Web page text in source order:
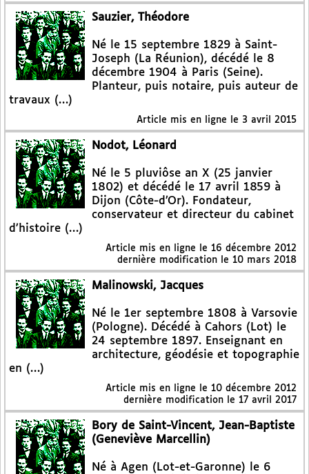
Sauzier, Théodore
Né le 15 septembre 1829 à Saint-
Joseph (La Réunion), décédé le 8
décembre 1904 à Paris (Seine).
Planteur, puis notaire, puis auteur de
travaux (…)
Article mis en ligne le 3 avril 2015
Nodot, Léonard
Né le 5 pluviôse an X (25 janvier
1802) et décédé le 17 avril 1859 à
Dijon (Côte-d’Or). Fondateur,
conservateur et directeur du cabinet
d’histoire (…)
Article mis en ligne le 16 décembre 2012
dernière modification le 10 mars 2018
Malinowski, Jacques
Né le 1er septembre 1808 à Varsovie
(Pologne). Décédé à Cahors (Lot) le
24 septembre 1897. Enseignant en
architecture, géodésie et topographie
en (…)
Article mis en ligne le 10 décembre 2012
dernière modification le 17 avril 2017
Bory de Saint-Vincent, Jean-Baptiste
(Geneviève Marcellin)
Né à Agen (Lot-et-Garonne) le 6